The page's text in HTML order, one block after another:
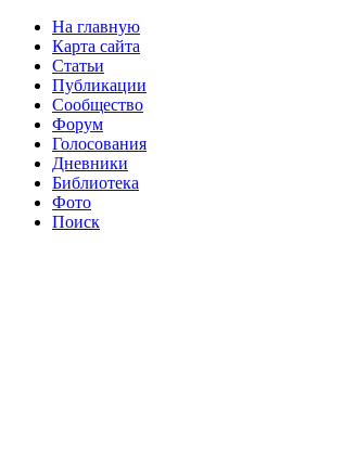
На главную
Карта сайта
Статьи
Публикации
Сообщество
Форум
Голосования
Дневники
Библиотека
Фото
Поиск